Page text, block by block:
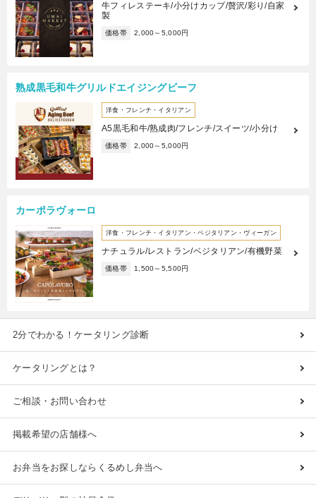
牛フィレステーキ/小分けカップ/贅沢/彩り/自家
製
価格帯 2,000～5,000円
熟成黒毛和牛グリルドエイジングビーフ
洋食・フレンチ・イタリアン
A5黒毛和牛/熟成肉/フレンチ/スイーツ/小分け
価格帯 2,000～5,000円
カーポラヴォーロ
洋食・フレンチ・イタリアン・ベジタリアン・ヴィーガン
ナチュラル/レストラン/ベジタリアン/有機野菜
価格帯 1,500～5,500円
2分でわかる！ケータリング診断
ケータリングとは？
ご相談・お問い合わせ
掲載希望の店舗様へ
お弁当をお探しならくるめし弁当へ